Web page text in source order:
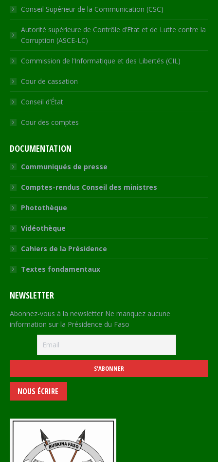
Conseil Supérieur de la Communication (CSC)
Autorité supérieure de Contrôle d’Etat et de Lutte contre la
Corruption (ASCE-LC)
Commission de l’Informatique et des Libertés (CIL)
Cour de cassation
Conseil d’État
Cour des comptes
DOCUMENTATION
Communiqués de presse
Comptes-rendus Conseil des ministres
Photothèque
Vidéothèque
Cahiers de la Présidence
Textes fondamentaux
NEWSLETTER
Abonnez-vous à la newsletter Ne manquez aucune
information sur la Présidence du Faso
NOUS ÉCRIRE